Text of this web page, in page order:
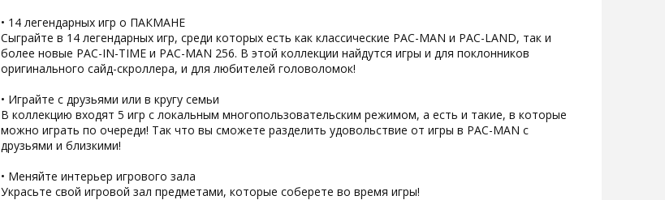
• 14 легендарных игр о ПАКМАНЕ
Сыграйте в 14 легендарных игр, среди которых есть как классические PAC-MAN и PAC-LAND, так и
более новые PAC-IN-TIME и PAC-MAN 256. В этой коллекции найдутся игры и для поклонников
оригинального сайд-скроллера, и для любителей головоломок!
• Играйте с друзьями или в кругу семьи
В коллекцию входят 5 игр с локальным многопользовательским режимом, а есть и такие, в которые
можно играть по очереди! Так что вы сможете разделить удовольствие от игры в PAC-MAN с
друзьями и близкими!
• Меняйте интерьер игрового зала
Украсьте свой игровой зал предметами, которые соберете во время игры!